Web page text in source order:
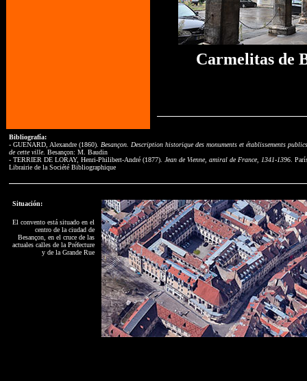
Carmelitas de
Bibliografía:
- GUENARD, Alexandre (1860). Besançon. Description historique des monuments et établissements publics
de cette ville. Besançon: M. Baudin
- TERRIER DE LORAY, Henri-Philibert-André (1877).
Jean de Vienne, amiral de France, 1341-1396 .
Librairie de la Société Bibliographique
Situación:
El convento está situado en el
centro de la ciudad de
Besançon, en el cruce de las
actuales calles de la Préfecture
y de la Grande Rue